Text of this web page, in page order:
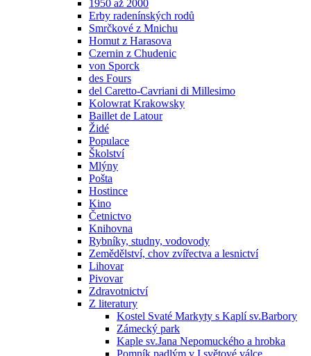
1950 až 2000
Erby radenínských rodů
Smrčkové z Mnichu
Homut z Harasova
Czernin z Chudenic
von Sporck
des Fours
del Caretto-Cavriani di Millesimo
Kolowrat Krakowsky
Baillet de Latour
Židé
Populace
Školství
Mlýny
Pošta
Hostince
Kino
Četnictvo
Knihovna
Rybníky, studny, vodovody
Zemědělství, chov zvířectva a lesnictví
Lihovar
Pivovar
Zdravotnictví
Z literatury
Kostel Svaté Markyty s Kaplí sv.Barbory
Zámecký park
Kaple sv.Jana Nepomuckého a hrobka
Pomník padlým v I.světové válce